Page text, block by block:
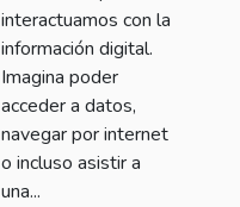
interactuamos con la
información digital.
Imagina poder
acceder a datos,
navegar por internet
o incluso asistir a
una...